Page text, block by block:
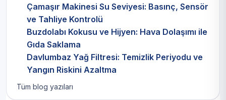
Çamaşır Makinesi Su Seviyesi: Basınç, Sensör
ve Tahliye Kontrolü
Buzdolabı Kokusu ve Hijyen: Hava Dolaşımı ile
Gıda Saklama
Davlumbaz Yağ Filtresi: Temizlik Periyodu ve
Yangın Riskini Azaltma
Tüm blog yazıları